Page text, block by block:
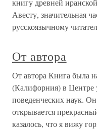
книгу древней
Авесту, значительная
русскоязычному
От автора
От автора Книга была
(Калифорния) в Центре
поведенческих наук.
открывается
казалось, что я вижу